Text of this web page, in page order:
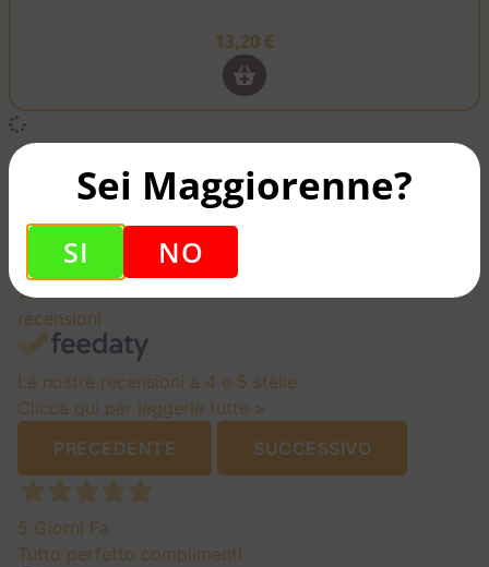
13,20 €
Eccellente
137
recensioni
Le nostre recensioni a 4 e 5 stelle.
Clicca qui per leggerle tutte >
PRECEDENTE
SUCCESSIVO
5 Giorni Fa
Tutto perfetto complimenti
Sei Maggiorenne?
SI NO